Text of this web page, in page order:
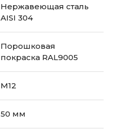
Нержавеющая сталь
AISI 304
Порошковая
покраска RAL9005
M12
50 мм